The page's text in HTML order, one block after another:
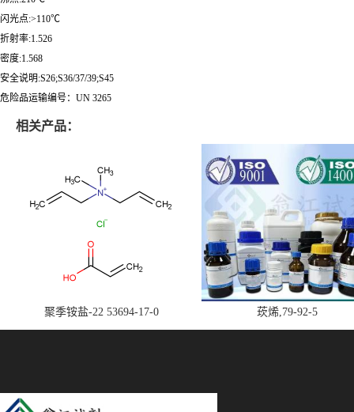
闪光点:>110℃
折射率:1.526
密度:1.568
安全说明:S26;S36/37/39;S45
危险品运输编号：UN 3265
相关产品：
聚季铵盐-22 53694-17-0 莰烯,79-92-5